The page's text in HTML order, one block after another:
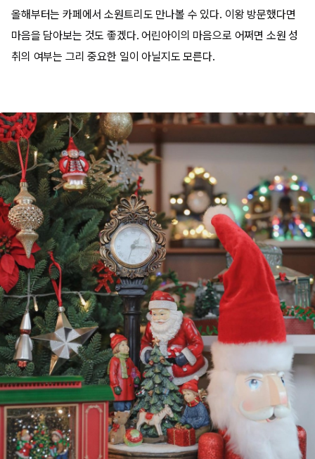
올해부터는 카페에서 소원트리도 만나볼 수 있다. 이왕 방문했다면
마음을 담아보는 것도 좋겠다. 어린아이의 마음으로 어쩌면 소원 성
취의 여부는 그리 중요한 일이 아닐지도 모른다.